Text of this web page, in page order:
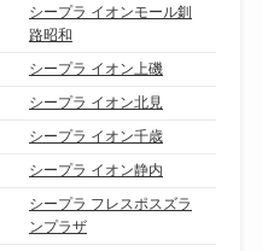
シープラ イオンモール釧
路昭和
シープラ イオン上磯
シープラ イオン北見
シープラ イオン千歳
シープラ イオン静内
シープラ フレスポスズラ
ンプラザ